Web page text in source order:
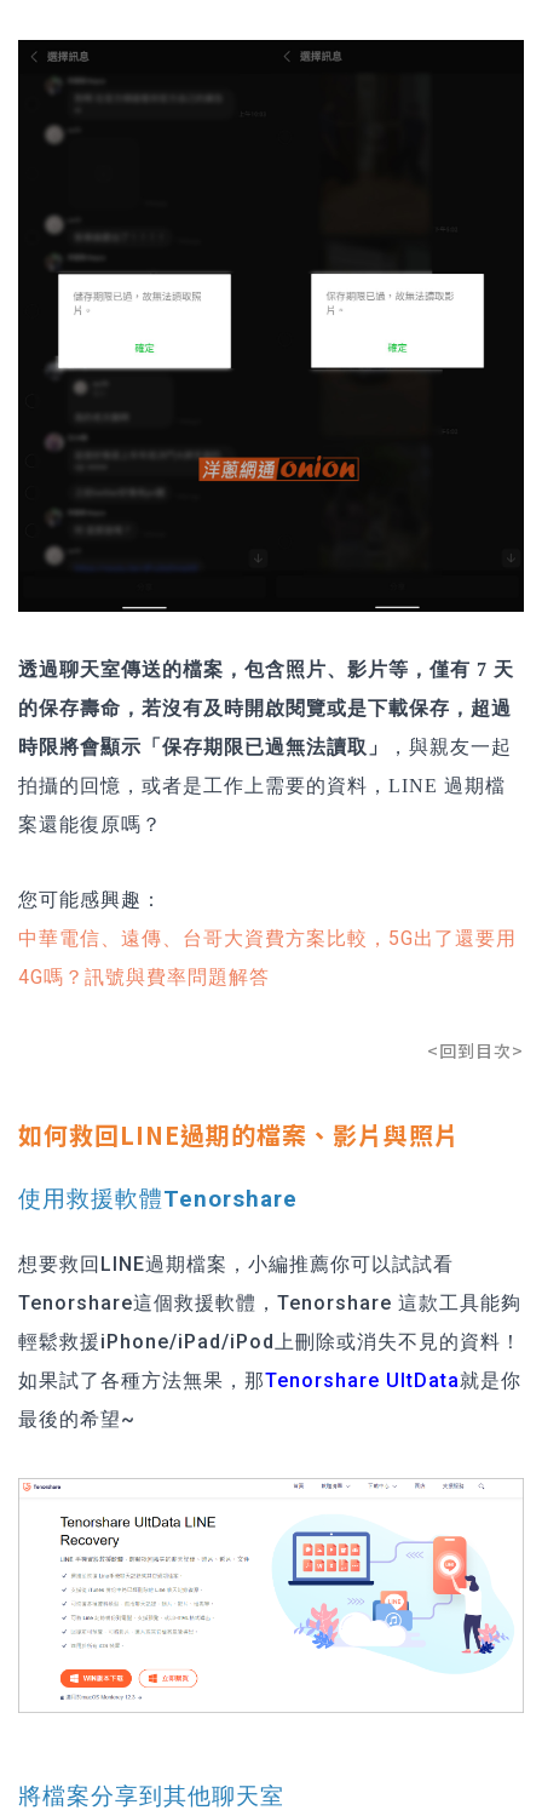
透過聊天室傳送的檔案，包含照片、影片等，僅有 7 天
的保存壽命，若沒有及時開啟閱覽或是下載保存，超過
時限將會顯示「保存期限已過無法讀取」
，與親友一起
拍攝的回憶，或者是工作上需要的資料，LINE 過期檔
案還能復原嗎？
您可能感興趣：
中華電信、遠傳、台哥大資費方案比較，5G出了還要用
4G嗎？訊號與費率問題解答
<回到目次>
如何救回LINE過期的檔案、影片與照片
使用救援軟體Tenorshare
想要救回LINE過期檔案，小編推薦你可以試試看
Tenorshare這個救援軟體，Tenorshare 這款工具能夠
輕鬆救援iPhone/iPad/iPod上刪除或消失不見的資料！
如果試了各種方法無果，那Tenorshare UltData就是你
最後的希望~
將檔案分享到其他聊天室